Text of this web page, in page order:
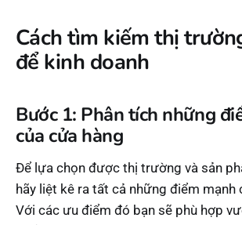
Cách tìm kiếm thị
để kinh doanh
Bước 1: Phân tích những
của cửa hàng
Để lựa chọn được thị trường và sản
hãy liệt kê ra tất cả những điểm mạnh
Với các ưu điểm đó bạn sẽ phù hợp